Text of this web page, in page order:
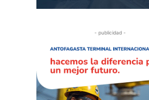
- publicidad -